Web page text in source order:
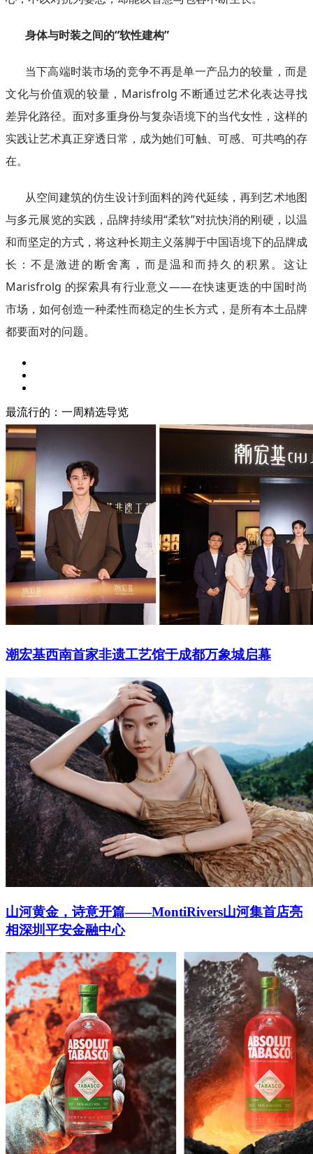
身体与时装之间的“软性建构”
当下高端时装市场的竞争不再是单一产品力的较量，而是
文化与价值观的较量，Marisfrolg 不断通过艺术化表达寻找
差异化路径。面对多重身份与复杂语境下的当代女性，这样的
实践让艺术真正穿透日常，成为她们可触、可感、可共鸣的存
在。
从空间建筑的仿生设计到面料的跨代延续，再到艺术地图
与多元展览的实践，品牌持续用“柔软”对抗快消的刚硬，以温
和而坚定的方式，将这种长期主义落脚于中国语境下的品牌成
长：不是激进的断舍离，而是温和而持久的积累。这让
Marisfrolg 的探索具有行业意义——在快速更迭的中国时尚
市场，如何创造一种柔性而稳定的生长方式，是所有本土品牌
都要面对的问题。
最流行的：一周精选导览
潮宏基西南首家非遗工艺馆于成都万象城启幕
山河黄金，诗意开篇——MontiRivers山河集首店亮
相深圳平安金融中心